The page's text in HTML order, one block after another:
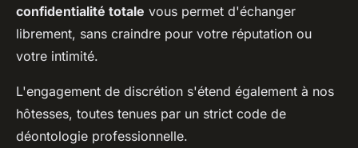
confidentialité totale vous permet d'échanger
librement, sans craindre pour votre réputation ou
votre intimité.
L'engagement de discrétion s'étend également à nos
hôtesses, toutes tenues par un strict code de
déontologie professionnelle.